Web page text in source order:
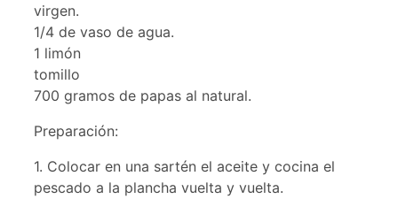
virgen.
1/4 de vaso de agua.
1 limón
tomillo
700 gramos de papas al natural.
Preparación:
1. Colocar en una sartén el aceite y cocina el
pescado a la plancha vuelta y vuelta.